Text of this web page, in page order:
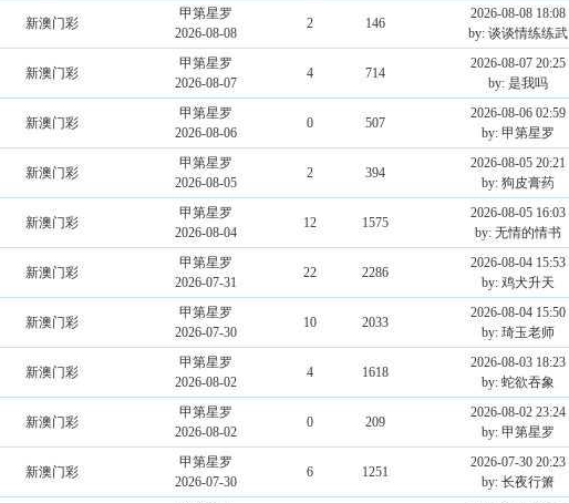
新澳门彩
甲第星罗
2026-08-08
2 146
2026-08-08 18:08
by: 谈谈情练练武
新澳门彩
甲第星罗
2026-08-07
4 714
2026-08-07 20:25
by: 是我吗
新澳门彩
甲第星罗
2026-08-06
0 507
2026-08-06 02:59
by: 甲第星罗
新澳门彩
甲第星罗
2026-08-05
2 394
2026-08-05 20:21
by: 狗皮膏药
新澳门彩
甲第星罗
2026-08-04
12 1575
2026-08-05 16:03
by: 无情的情书
新澳门彩
甲第星罗
2026-07-31
22 2286
2026-08-04 15:53
by: 鸡犬升天
新澳门彩
甲第星罗
2026-07-30
10 2033
2026-08-04 15:50
by: 琦玉老师
新澳门彩
甲第星罗
2026-08-02
4 1618
2026-08-03 18:23
by: 蛇欲吞象
新澳门彩
甲第星罗
2026-08-02
0 209
2026-08-02 23:24
by: 甲第星罗
新澳门彩
甲第星罗
2026-07-30
6 1251
2026-07-30 20:23
by: 长夜行箫